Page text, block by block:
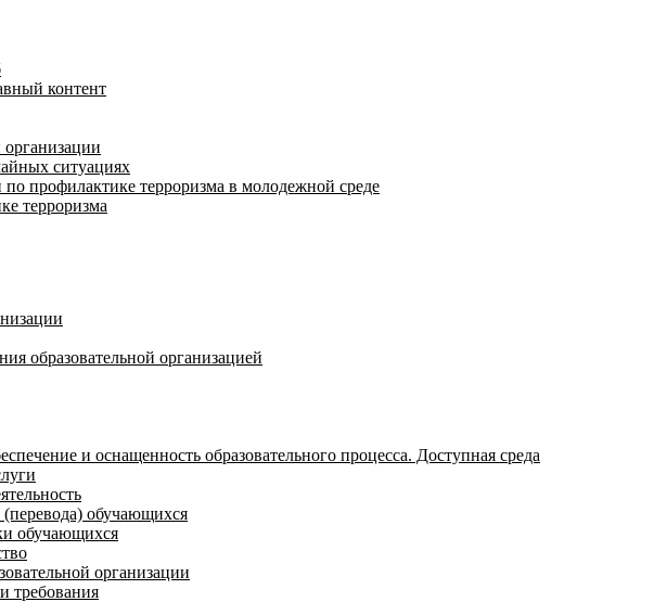
контент
организации
ситуациях
профилактике терроризма в молодежной среде
терроризма
образовательной организацией
и оснащенность образовательного процесса. Доступная среда
обучающихся
обучающихся
организации
требования